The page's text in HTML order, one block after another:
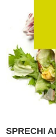
SPRECHI